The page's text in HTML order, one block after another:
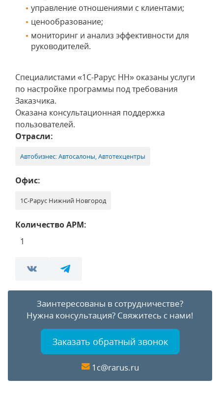
управление отношениями с клиентами;
ценообразование;
мониторинг и анализ эффективности для
руководителей.
Специалистами «1С-Рарус НН» оказаны услуги
по настройке программы под требования
Заказчика.
Оказана консультационная поддержка
пользователей.
Отрасли:
Автобизнес: Автосалоны, Автотехцентры
Офис:
1С-Рарус Нижний Новгород
Количество АРМ:
1
Заинтересованы в сотрудничестве?
Нужна консультация? Свяжитесь с нами!
Заказать обратный звонок
1c@rarus.ru